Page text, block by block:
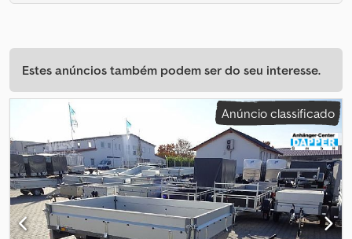
Estes anúncios também podem ser do seu interesse.
Anúncio classificado